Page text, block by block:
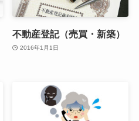
不動産登記（売買・新築）
2016年1月1日